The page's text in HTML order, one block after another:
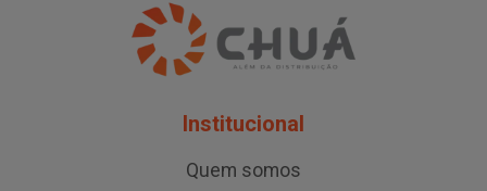
Institucional
Quem somos